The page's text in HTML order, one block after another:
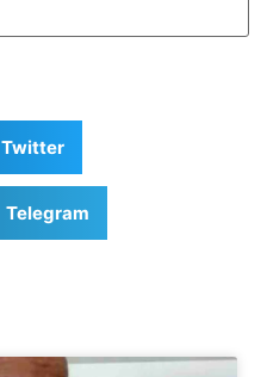
Twitter
Telegram